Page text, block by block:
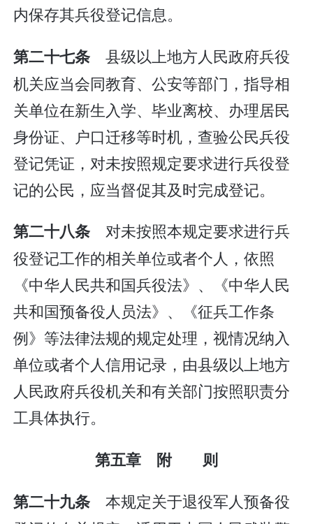
内保存其兵役登记信息。
第二十七条县级以上地方人民政府兵役
机关应当会同教育、公安等部门，指导相
关单位在新生入学、毕业离校、办理居民
身份证、户口迁移等时机，查验公民兵役
登记凭证，对未按照规定要求进行兵役登
记的公民，应当督促其及时完成登记。
第二十八条对未按照本规定要求进行兵
役登记工作的相关单位或者个人，依照
《中华人民共和国兵役法》、《中华人民
共和国预备役人员法》、《征兵工作条
例》等法律法规的规定处理，视情况纳入
单位或者个人信用记录，由县级以上地方
人民政府兵役机关和有关部门按照职责分
工具体执行。
第五章 附 则
第二十九条 本规定关于退役军人预备役